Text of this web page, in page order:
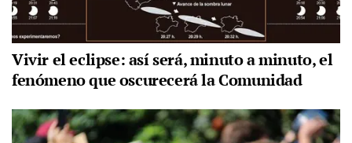
Vivir el eclipse: así será, minuto a minuto, el
fenómeno que oscurecerá la Comunidad